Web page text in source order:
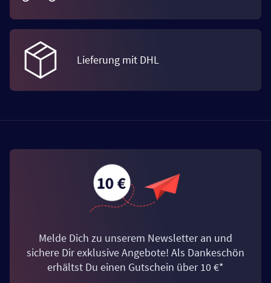
Lieferung mit DHL
Melde Dich zu unserem Newsletter an und
sichere Dir exklusive Angebote! Als Dankeschön
erhältst Du einen Gutschein über 10 €*